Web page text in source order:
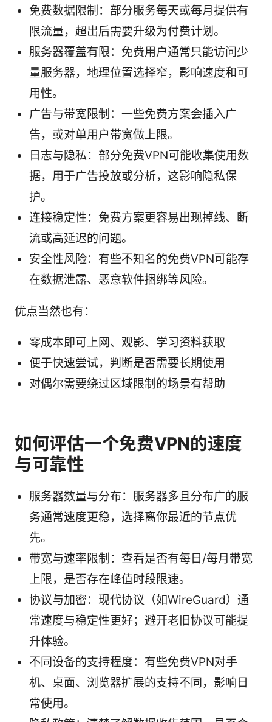
免费数据限制：部分服务每天或每月提供有
限流量，超出后需要升级为付费计划。
服务器覆盖有限：免费用户通常只能访问少
量服务器，地理位置选择窄，影响速度和可
用性。
广告与带宽限制：一些免费方案会插入广
告，或对单用户带宽做上限。
日志与隐私：部分免费VPN可能收集使用数
据，用于广告投放或分析，这影响隐私保
护。
连接稳定性：免费方案更容易出现掉线、断
流或高延迟的问题。
安全性风险：有些不知名的免费VPN可能存
在数据泄露、恶意软件捆绑等风险。
优点当然也有：
零成本即可上网、观影、学习资料获取
便于快速尝试，判断是否需要长期使用
对偶尔需要绕过区域限制的场景有帮助
如何评估一个免费VPN的速度
与可靠性
服务器数量与分布：服务器多且分布广的服
务通常速度更稳，选择离你最近的节点优
先。
带宽与速率限制：查看是否有每日/每月带宽
上限，是否存在峰值时段限速。
协议与加密：现代协议（如WireGuard）通
常速度与稳定性更好；避开老旧协议可能提
升体验。
不同设备的支持程度：有些免费VPN对手
机、桌面、浏览器扩展的支持不同，影响日
常使用。